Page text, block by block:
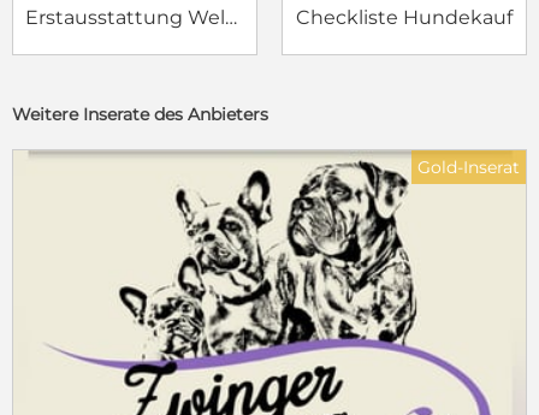
Erstausstattung Welpe Checkliste Hundekauf
Weitere Inserate des Anbieters
Gold-Inserat